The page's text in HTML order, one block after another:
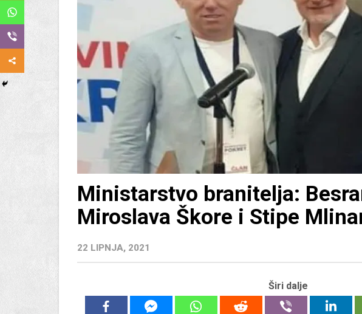
Ministarstvo branitelja:
Miroslava Škore i Stipe
22 LIPNJA, 2021
Širi dalje